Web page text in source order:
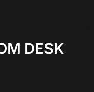
DESK